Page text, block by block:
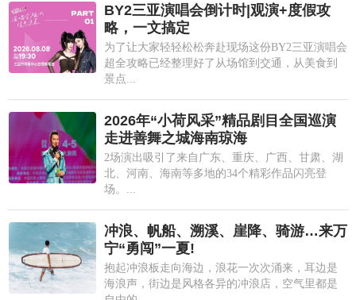
BY2三亚演唱会倒计时|观演+度假攻
略，一文搞定
为了让大家轻轻松松奔赴现场这份BY2三亚演唱会
超全攻略已经整理好了从场馆到交通，从美食到
景点...
2026年“小荷风采”精品剧目全国巡演
走进善舞之城海南琼海
2场演出吸引了来自广东、重庆、广西、甘肃、湖
北、河南、海南等多地的34个精彩作品闪亮登
场。...
冲浪、帆船、溯溪、崖降、骑游…来万
宁“勇闯”一夏!
抱起冲浪板走向海边，浪花一次次涌来，耳边是
海浪声，街边是风格各异的冲浪店，空气里都是